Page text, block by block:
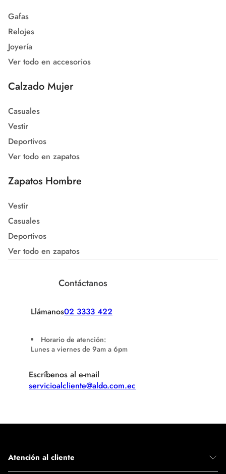
Gafas
Relojes
Joyería
Ver todo en accesorios
Calzado Mujer
Casuales
Vestir
Deportivos
Ver todo en zapatos
Zapatos Hombre
Vestir
Casuales
Deportivos
Ver todo en zapatos
Contáctanos
Llámanos02 3333 422
Horario de atención:
Lunes a viernes de 9am a 6pm
Escríbenos al e-mail
servicioalcliente@aldo.com.ec
Atención al cliente